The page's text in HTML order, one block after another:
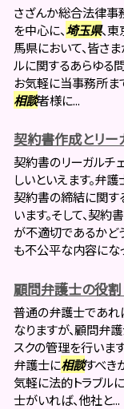
さざんか総合法律事
を中心に、埼玉県、
馬県において、皆さ
ルに関するあらゆる
お気軽に当事務所ま
相談者様に...
契約書作成とリー
契約書のリーガルチ
しいといえます。弁
契約書の締結に関す
います。そして、契
が不適切であるかど
も不公平な内容にな
顧問弁護士の役割
普通の弁護士であれ
なりますが、顧問弁
スクの管理を行いま
弁護士に相談すべき
気軽に法的トラブル
士がいれば、他社と...